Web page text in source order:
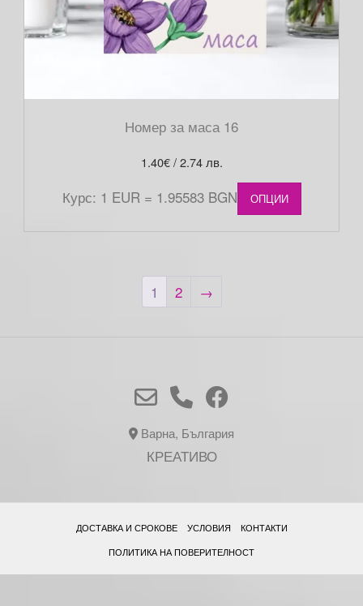
Номер за маса 16
1.40€/ 2.74 лв.
Курс: 1 EUR = 1.95583 BGN ОПЦИИ
1 2 →
Варна, България
КРЕАТИВО
ДОСТАВКА И СРОКОВЕ УСЛОВИЯ
КОНТАКТИ
ПОЛИТИКА НА ПОВЕРИТЕЛНОСТ